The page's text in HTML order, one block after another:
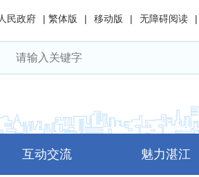
民政府 | 繁体版 | 移动版 | 无障碍阅读 |
互动交流 魅力湛江